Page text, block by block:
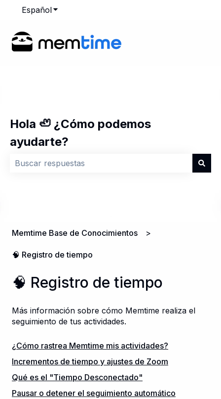
EspañolTraducciones de Mostrar submenú de
Hola 🦥 ¿Cómo podemos
ayudarte?
Memtime Base de Conocimientos
🧠 Registro de tiempo
🧠 Registro de tiempo
Más información sobre cómo Memtime realiza el
seguimiento de tus actividades.
¿Cómo rastrea Memtime mis actividades?
Incrementos de tiempo y ajustes de Zoom
Qué es el "Tiempo Desconectado"
Pausar o detener el seguimiento automático